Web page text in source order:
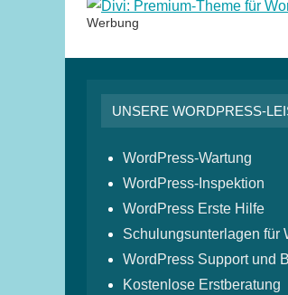
Werbung
UNSERE WORDPRESS-
WordPress-Wartung
WordPress-Inspektion
WordPress Erste Hilfe
Schulungsunterlagen für
WordPress Support und
Kostenlose Erstberatung